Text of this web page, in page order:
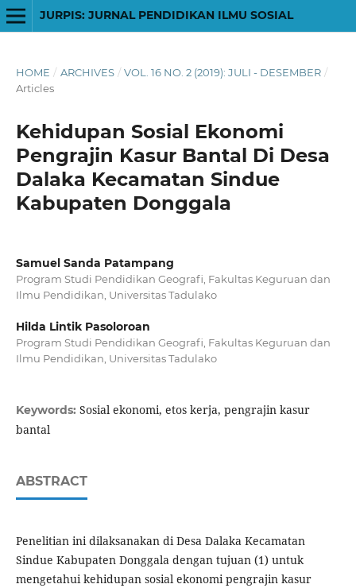
JURPIS: JURNAL PENDIDIKAN ILMU SOSIAL
HOME / ARCHIVES / VOL. 16 NO. 2 (2019): JULI - DESEMBER /
Articles
Kehidupan Sosial Ekonomi
Pengrajin Kasur Bantal Di Desa
Dalaka Kecamatan Sindue
Kabupaten Donggala
Samuel Sanda Patampang
Program Studi Pendidikan Geografi, Fakultas Keguruan dan
Ilmu Pendidikan, Universitas Tadulako
Hilda Lintik Pasoloroan
Program Studi Pendidikan Geografi, Fakultas Keguruan dan
Ilmu Pendidikan, Universitas Tadulako
Keywords: Sosial ekonomi, etos kerja, pengrajin kasur
bantal
ABSTRACT
Penelitian ini dilaksanakan di Desa Dalaka Kecamatan
Sindue Kabupaten Donggala dengan tujuan (1) untuk
mengetahui kehidupan sosial ekonomi pengrajin kasur